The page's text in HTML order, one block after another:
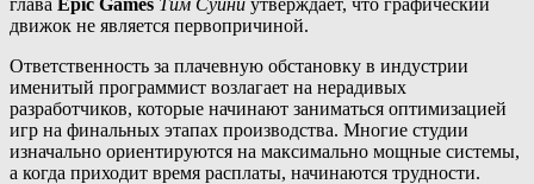
движок не является первопричиной.
Ответственность за плачевную обстановку в индустрии
именитый программист возлагает на нерадивых
разработчиков, которые начинают заниматься оптимизацией
игр на финальных этапах производства. Многие студии
изначально ориентируются на максимально мощные системы,
а когда приходит время расплаты, начинаются трудности.